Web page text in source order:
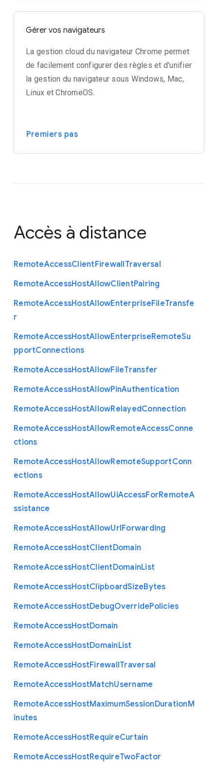
Gérer vos navigateurs
La gestion cloud du navigateur Chrome permet
de facilement configurer des règles et d'unifier
la gestion du navigateur sous Windows, Mac,
Linux et ChromeOS.
Premiers pas
Accès à distance
RemoteAccessClientFirewallTraversal
RemoteAccessHostAllowClientPairing
RemoteAccessHostAllowEnterpriseFileTransfe
r
RemoteAccessHostAllowEnterpriseRemoteSu
pportConnections
RemoteAccessHostAllowFileTransfer
RemoteAccessHostAllowPinAuthentication
RemoteAccessHostAllowRelayedConnection
RemoteAccessHostAllowRemoteAccessConne
ctions
RemoteAccessHostAllowRemoteSupportConn
ections
RemoteAccessHostAllowUiAccessForRemoteA
ssistance
RemoteAccessHostAllowUrlForwarding
RemoteAccessHostClientDomain
RemoteAccessHostClientDomainList
RemoteAccessHostClipboardSizeBytes
RemoteAccessHostDebugOverridePolicies
RemoteAccessHostDomain
RemoteAccessHostDomainList
RemoteAccessHostFirewallTraversal
RemoteAccessHostMatchUsername
RemoteAccessHostMaximumSessionDurationM
inutes
RemoteAccessHostRequireCurtain
RemoteAccessHostRequireTwoFactor